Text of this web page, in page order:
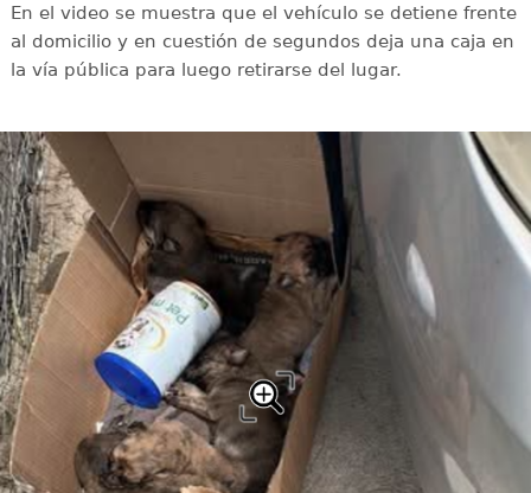
En el video se muestra que el vehículo se detiene frente
al domicilio y en cuestión de segundos deja una caja en
la vía pública para luego retirarse del lugar.